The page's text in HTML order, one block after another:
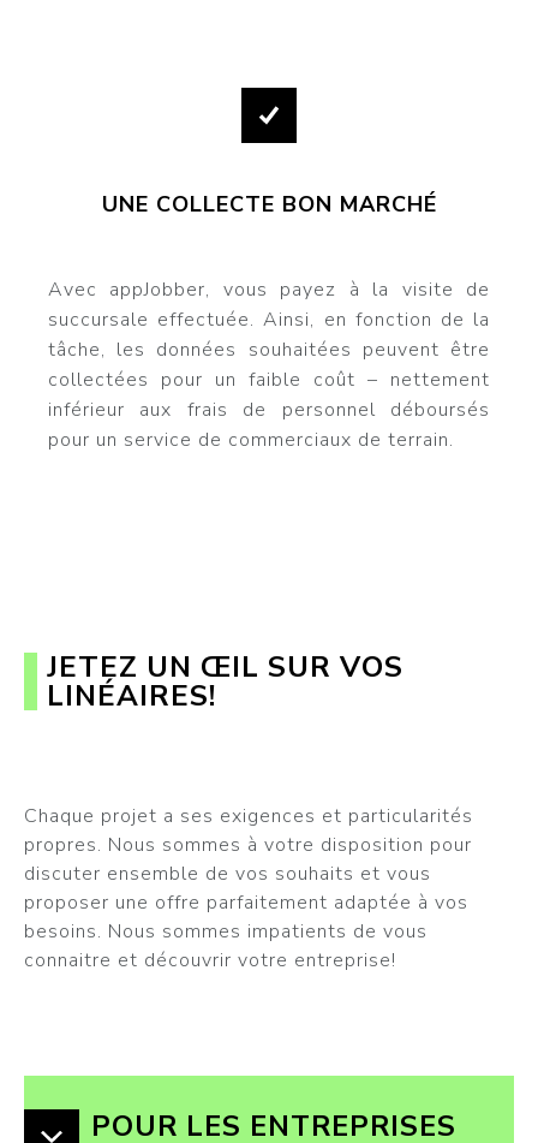
UNE COLLECTE BON MARCHÉ
Avec appJobber, vous payez à la visite de
succursale effectuée. Ainsi, en fonction de la
tâche, les données souhaitées peuvent être
collectées pour un faible coût – nettement
inférieur aux frais de personnel déboursés
pour un service de commerciaux de terrain.
JETEZ UN ŒIL SUR VOS
LINÉAIRES!
Chaque projet a ses exigences et particularités
propres. Nous sommes à votre disposition pour
discuter ensemble de vos souhaits et vous
proposer une offre parfaitement adaptée à vos
besoins. Nous sommes impatients de vous
connaitre et découvrir votre entreprise!
POUR LES ENTREPRISES